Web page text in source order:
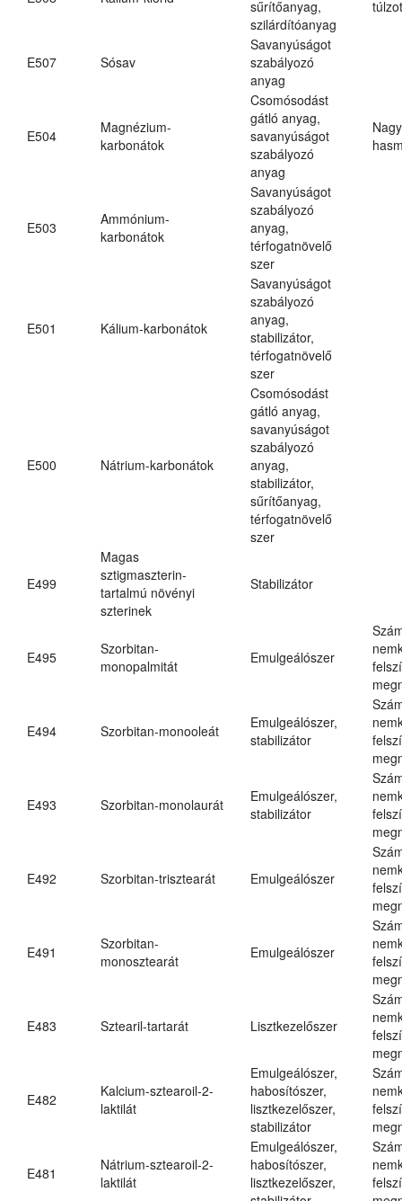
sűrítőanyag,
szilárdítóanyag
E507 Sósav
Savanyúságot
szabályozó
anyag
E504
Magnézium-
karbonátok
Csomósodást
gátló anyag,
savanyúságot
szabályozó
anyag
E503
Ammónium-
karbonátok
Savanyúságot
szabályozó
anyag,
térfogatnövelő
szer
E501 Kálium-karbonátok
Savanyúságot
szabályozó
anyag,
stabilizátor,
térfogatnövelő
szer
E500 Nátrium-karbonátok
Csomósodást
gátló anyag,
savanyúságot
szabályozó
anyag,
stabilizátor,
sűrítőanyag,
térfogatnövelő
szer
E499
Magas
sztigmaszterin-
tartalmú növényi
szterinek
Stabilizátor
E495
Szorbitan-
monopalmitát
Emulgeálószer
E494 Szorbitan-monooleát
Emulgeálószer,
stabilizátor
E493 Szorbitan-monolaurát
Emulgeálószer,
stabilizátor
E492 Szorbitan-trisztearát Emulgeálószer
E491
Szorbitan-
monosztearát
Emulgeálószer
E483 Sztearil-tartarát Lisztkezelőszer
E482
Kalcium-sztearoil-2-
laktilát
Emulgeálószer,
habosítószer,
lisztkezelőszer,
stabilizátor
E481
Nátrium-sztearoil-2-
laktilát
Emulgeálószer,
habosítószer,
lisztkezelőszer,